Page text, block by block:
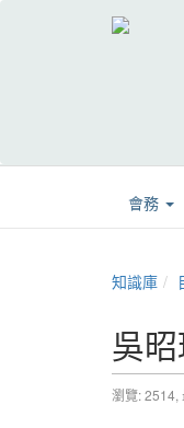
會務
知識庫
吳
瀏覽: 2514,